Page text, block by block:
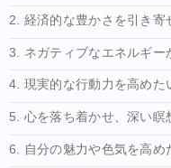
2. 経済的な豊かさを引き寄
3. ネガティブなエネルギー
4. 現実的な行動力を高めた
5. 心を落ち着かせ、深い瞑
6. 自分の魅力や色気を高め